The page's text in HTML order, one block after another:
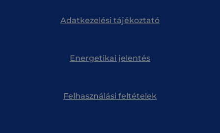
Adatkezelési tájékoztató
Energetikai jelentés
Felhasználási feltételek